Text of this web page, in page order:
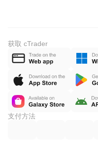
获取 cTrader
支付方法